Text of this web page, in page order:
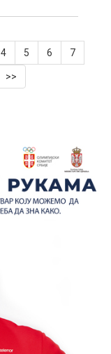
4 5 6 7
>>